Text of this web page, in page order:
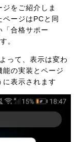
をご紹介しま
ージはPCと同
「合格サポー
。
って、表示は変わ
の実装とページ
表示されます